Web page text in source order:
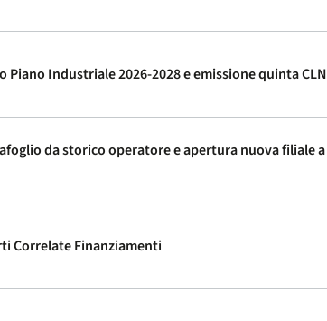
Piano Industriale 2026-2028 e emissione quinta CLN
da storico operatore e apertura nuova filiale a
Correlate Finanziamenti